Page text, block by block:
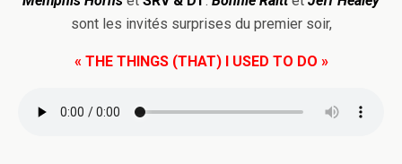
sont les invités surprises du premier soir,
« THE THINGS (THAT) I USED TO DO »